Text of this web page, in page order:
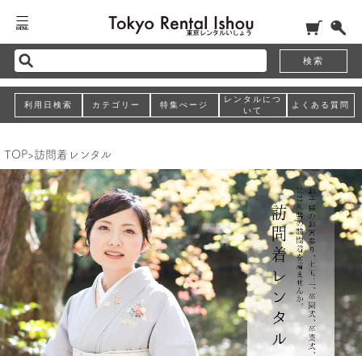
検索
利用日検索 カテゴリー 特集ぺージ
レンタルにつ
いて
よくある質問
TOP>訪問着レンタル